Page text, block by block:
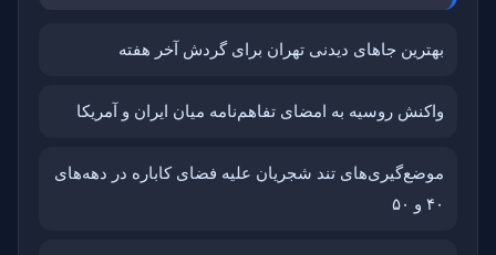
بهترین جاهای دیدنی تهران برای گردش آخر هفته
واکنش روسیه به امضای تفاهم‌نامه میان ایران و آمریکا
موضع‌گیری‌های تند شجریان علیه فضای کاباره در دهه‌های
۴۰ و ۵۰